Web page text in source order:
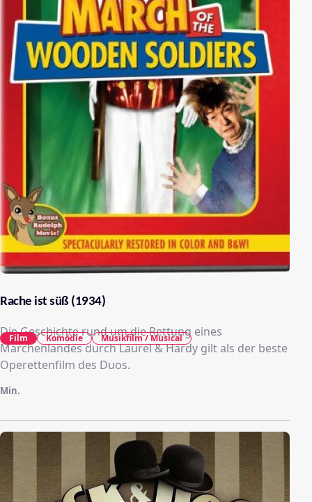
Rache ist süß (1934)
Die Geschichte rund um die Rettung eines
Märchenlandes durch Laurel & Hardy gilt als der beste
Operettenfilm des Duos.
Min.
Film Komödie Musikfilm / Musical